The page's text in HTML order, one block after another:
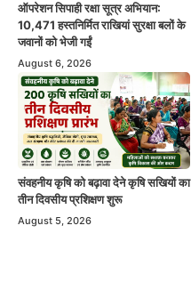
ऑपरेशन सिपाही रक्षा सूत्र अभियान:
10,471 हस्तनिर्मित राखियां सुरक्षा बलों के
जवानों को भेजी गईं
August 6, 2026
संवहनीय कृषि को बढ़ावा देने कृषि सखियों का
तीन दिवसीय प्रशिक्षण शुरू
August 5, 2026